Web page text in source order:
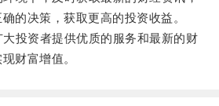
的决策，获取更高的投资收益。
资者提供优质的服务和最新的财
财富增值。